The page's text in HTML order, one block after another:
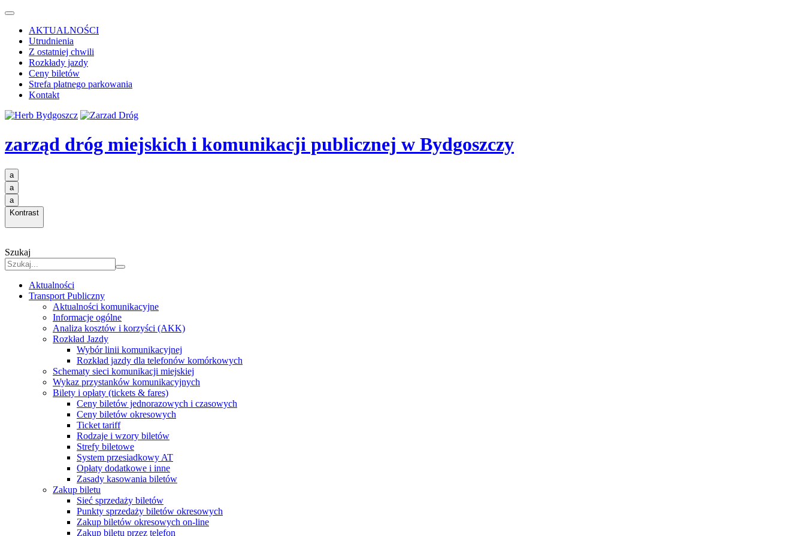
AKTUALNOŚCI
Utrudnienia
Z ostatniej chwili
Rozkłady jazdy
Ceny biletów
Strefa płatnego parkowania
Kontakt
zarząd dróg miejskich i komunikacji publicznej w Bydgoszczy
a
a
a
Kontrast
Szukaj
Aktualności
Transport Publiczny
Aktualności komunikacyjne
Informacje ogólne
Analiza kosztów i korzyści (AKK)
Rozkład Jazdy
Wybór linii komunikacyjnej
Rozkład jazdy dla telefonów komórkowych
Schematy sieci komunikacji miejskiej
Wykaz przystanków komunikacyjnych
Bilety i opłaty (tickets & fares)
Ceny biletów jednorazowych i czasowych
Ceny biletów okresowych
Ticket tariff
Rodzaje i wzory biletów
Strefy biletowe
System przesiadkowy AT
Opłaty dodatkowe i inne
Zasady kasowania biletów
Zakup biletu
Sieć sprzedaży biletów
Punkty sprzedaży biletów okresowych
Zakup biletów okresowych on-line
Zakup biletu przez telefon